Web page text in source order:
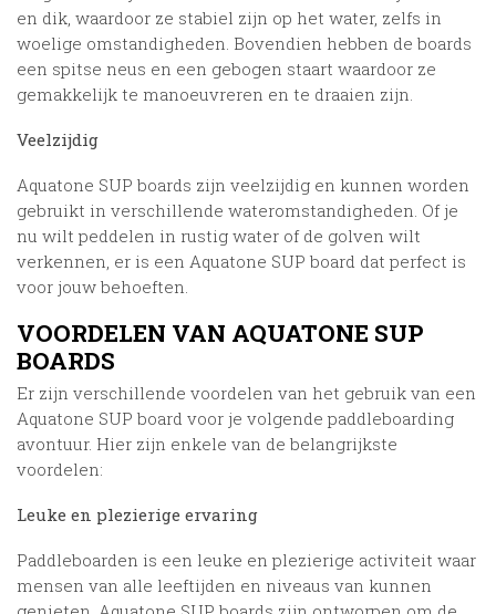
en dik, waardoor ze stabiel zijn op het water, zelfs in
woelige omstandigheden. Bovendien hebben de boards
een spitse neus en een gebogen staart waardoor ze
gemakkelijk te manoeuvreren en te draaien zijn.
Veelzijdig
Aquatone SUP boards zijn veelzijdig en kunnen worden
gebruikt in verschillende wateromstandigheden. Of je
nu wilt peddelen in rustig water of de golven wilt
verkennen, er is een Aquatone SUP board dat perfect is
voor jouw behoeften.
VOORDELEN VAN AQUATONE SUP
BOARDS
Er zijn verschillende voordelen van het gebruik van een
Aquatone SUP board voor je volgende paddleboarding
avontuur. Hier zijn enkele van de belangrijkste
voordelen:
Leuke en plezierige ervaring
Paddleboarden is een leuke en plezierige activiteit waar
mensen van alle leeftijden en niveaus van kunnen